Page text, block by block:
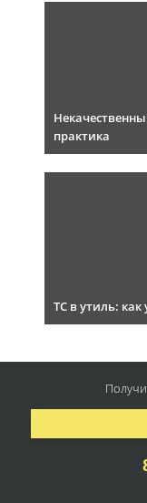
практика
ТС в утиль: